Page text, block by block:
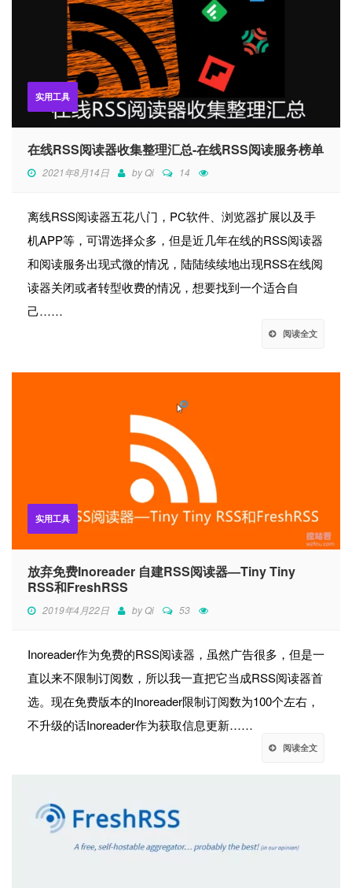
实用工具
在线RSS阅读器收集整理汇总-在线RSS阅读服务榜单
2021年8月14日 byQi 14
离线RSS阅读器五花八门，PC软件、浏览器扩展以及手
机APP等，可谓选择众多，但是近几年在线的RSS阅读器
和阅读服务出现式微的情况，陆陆续续地出现RSS在线阅
读器关闭或者转型收费的情况，想要找到一个适合自
己……
阅读全文
实用工具
放弃免费Inoreader 自建RSS阅读器—Tiny Tiny
RSS和FreshRSS
2019年4月22日 byQi 53
Inoreader作为免费的RSS阅读器，虽然广告很多，但是一
直以来不限制订阅数，所以我一直把它当成RSS阅读器首
选。现在免费版本的Inoreader限制订阅数为100个左右，
不升级的话Inoreader作为获取信息更新……
阅读全文